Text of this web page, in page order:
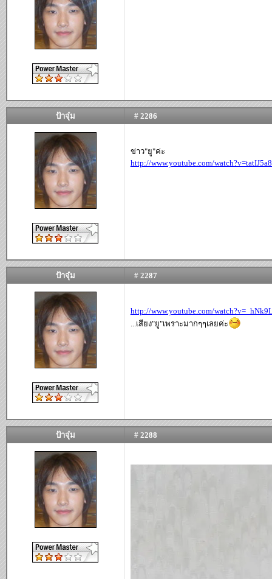
ป้าจุ๋ม # 2286
ข่าว"ยู"ค่ะ
http://www.youtube.com/
ป้าจุ๋ม # 2287
http://www.youtube.com/
...เสียง"ยู"เพราะมากๆๆเลยค่ะ
ป้าจุ๋ม # 2288